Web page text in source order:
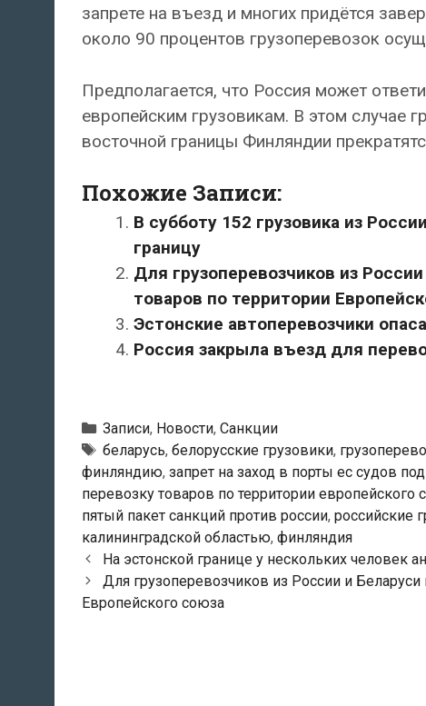
запрете на въезд и многих придётся
около 90 процентов грузоперевозок
Предполагается, что Россия может
европейским грузовикам. В этом случае
восточной границы Финляндии
Похожие Записи:
В субботу 152 грузовика из
границу
Для грузоперевозчиков из
товаров по территории
Эстонские автоперевозчики
Россия закрыла въезд для
Рубрики
Записи, Новости, Санкции
Тэги
беларусь, белорусские грузовики,
финляндию, запрет на заход в порты ес судов
перевозку товаров по территории европейского
пятый пакет санкций против россии, российские
калининградской областью, финляндия
Навигация
по
записям
На эстонской границе у нескольких человек
Для грузоперевозчиков из России и Беларуси
Европейского союза